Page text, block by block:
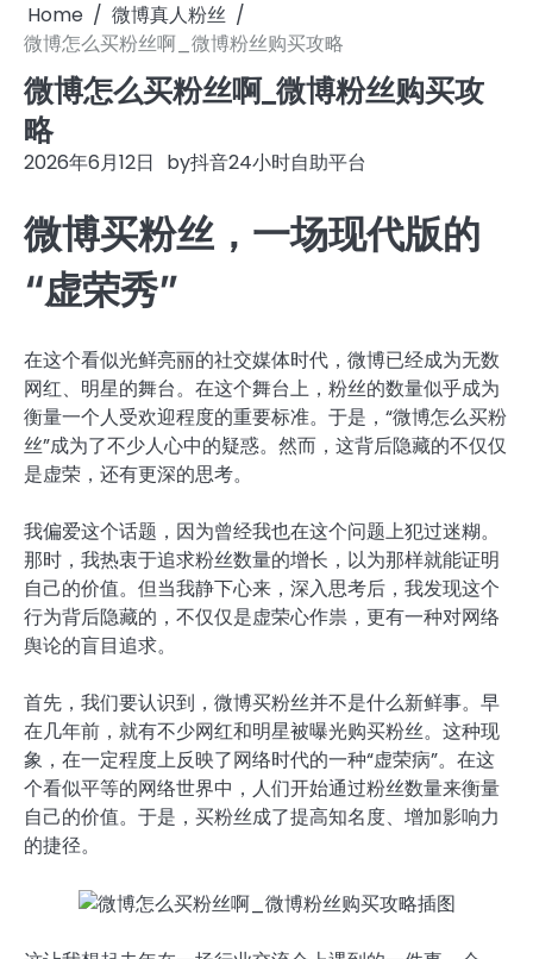
Home
微博真人粉丝
微博怎么买粉丝啊_微博粉丝购买攻略
微博怎么买粉丝啊_微博粉丝购买攻
略
2026年6月12日 by抖音24小时自助平台
微博买粉丝，一场现代版的
“虚荣秀”
在这个看似光鲜亮丽的社交媒体时代，微博已经成为无数
网红、明星的舞台。在这个舞台上，粉丝的数量似乎成为
衡量一个人受欢迎程度的重要标准。于是，“微博怎么买粉
丝”成为了不少人心中的疑惑。然而，这背后隐藏的不仅仅
是虚荣，还有更深的思考。
我偏爱这个话题，因为曾经我也在这个问题上犯过迷糊。
那时，我热衷于追求粉丝数量的增长，以为那样就能证明
自己的价值。但当我静下心来，深入思考后，我发现这个
行为背后隐藏的，不仅仅是虚荣心作祟，更有一种对网络
舆论的盲目追求。
首先，我们要认识到，微博买粉丝并不是什么新鲜事。早
在几年前，就有不少网红和明星被曝光购买粉丝。这种现
象，在一定程度上反映了网络时代的一种“虚荣病”。在这
个看似平等的网络世界中，人们开始通过粉丝数量来衡量
自己的价值。于是，买粉丝成了提高知名度、增加影响力
的捷径。